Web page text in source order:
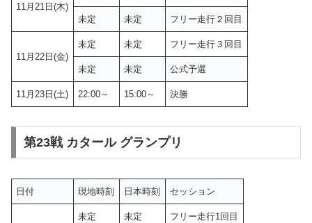
11月21日(木)
未定 未定 フリー走行２回目
11月22日(金)
未定 未定 フリー走行３回目
未定 未定 公式予選
11月23日(土) 22:00～ 15:00～ 決勝
第23戦 カタール グランプリ
日付 現地時刻 日本時刻 セッション
未定 未定 フリー走行1回目